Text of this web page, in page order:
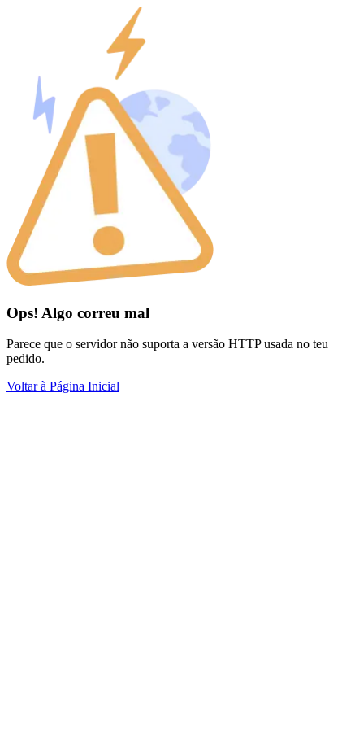
Ops! Algo correu mal
Parece que o servidor não suporta a versão HTTP usada no teu
pedido.
Voltar à Página Inicial